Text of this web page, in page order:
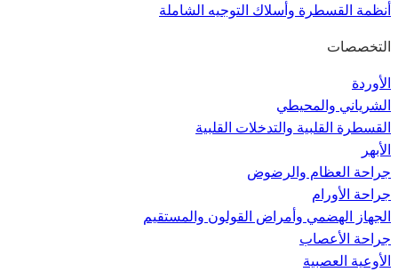
أنظمة القسطرة وأسلاك التوجيه الشاملة
التخصصات
الأوردة
الشرياني والمحيطي
القسطرة القلبية والتدخلات القلبية
الأبهر
جراحة العظام والرضوض
جراحة الأورام
الجهاز الهضمي وأمراض القولون والمستقيم
جراحة الأعصاب
الأوعية العصبية